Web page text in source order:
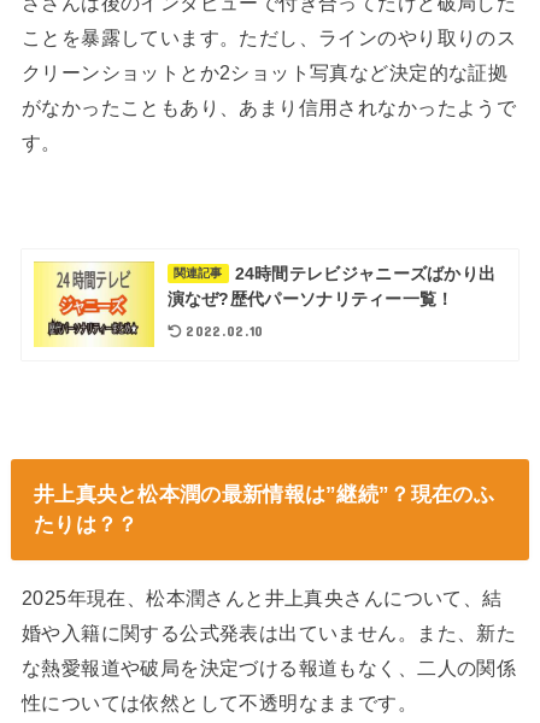
ことを暴露しています。ただし、ラインのやり取りのス
クリーンショットとか2ショット写真など決定的な証拠
がなかったこともあり、あまり信用されなかったようで
す。
関連記事
24時間テレビジャニーズばかり出
演なぜ?歴代パーソナリティー一覧！
2022.02.10
井上真央と松本潤の最新情報は”継続”？現在のふ
たりは？？
2025年現在、松本潤さんと井上真央さんについて、結
婚や入籍に関する公式発表は出ていません。また、新た
な熱愛報道や破局を決定づける報道もなく、二人の関係
性については依然として不透明なままです。